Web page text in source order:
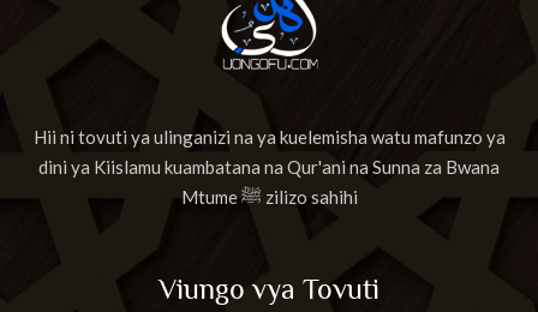
Hii ni tovuti ya ulinganizi na ya kuelemisha watu mafunzo ya
dini ya Kiislamu kuambatana na Qur'ani na Sunna za Bwana
Mtume ﷺ zilizo sahihi
Viungo vya Tovuti